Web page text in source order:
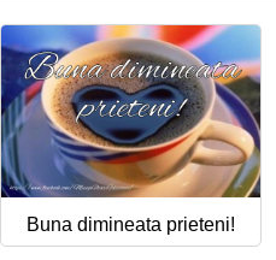
Buna dimineata prieteni!